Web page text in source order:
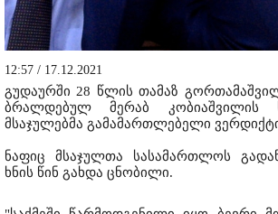
12:57 / 17.12.2021
გუდაურში 28 წლის თამაზ
ბრალდებულ მერაბ კობიაშვილის
მსაჯულებმა გამამართლებელი
ნაფიც მსაჯულთა სასამართლოს
ხნის წინ გახდა ცნობილი.